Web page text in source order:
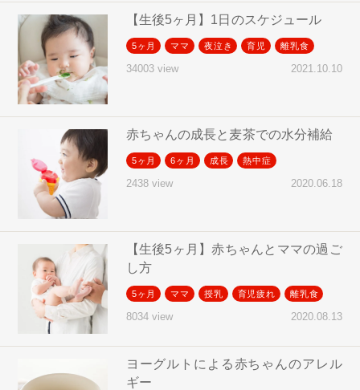
【生後5ヶ月】1日のスケジュール
5ヶ月 ママ 夜泣き 育児 離乳食
34003 view 2021.10.10
赤ちゃんの成長と麦茶での水分補給
5ヶ月 6ヶ月 成長 熱中症
2438 view 2020.06.18
【生後5ヶ月】赤ちゃんとママの過ご
し方
5ヶ月 ママ 授乳 育児疲れ 離乳食
8034 view 2020.08.13
ヨーグルトによる赤ちゃんのアレル
ギー